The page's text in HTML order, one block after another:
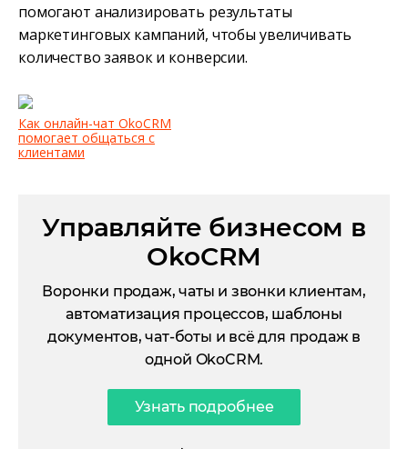
помогают анализировать результаты
маркетинговых кампаний, чтобы увеличивать
количество заявок и конверсии.
Как онлайн-чат OkoCRM
помогает общаться с
клиентами
Управляйте бизнесом в
OkoCRM
Воронки продаж, чаты и звонки клиентам,
автоматизация процессов, шаблоны
документов, чат-боты и всё для продаж в
одной OkoCRM.
Узнать подробнее